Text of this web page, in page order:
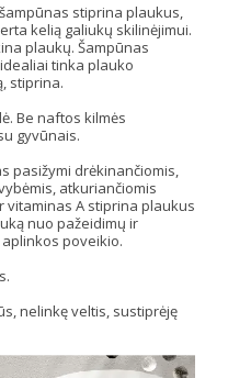
stiprina plaukus,
kelią galiukų skilinėjimui.
plaukų. Šampūnas
tinka plauko
stiprina.
Be naftos kilmės
gyvūnais.
pasižymi drėkinančiomis,
atkuriančiomis
vitaminas A stiprina plaukus
nuo pažeidimų ir
poveikio.
nelinkę veltis, sustiprėję